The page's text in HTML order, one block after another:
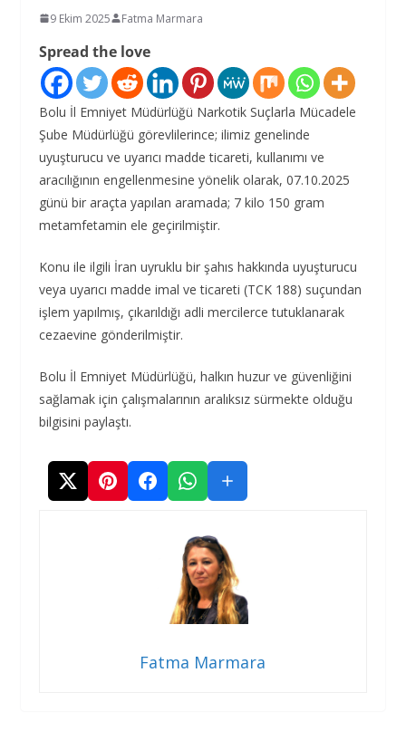
9 Ekim 2025 Fatma Marmara
Spread the love
Bolu İl Emniyet Müdürlüğü Narkotik Suçlarla Mücadele
Şube Müdürlüğü görevlilerince; ilimiz genelinde
uyuşturucu ve uyarıcı madde ticareti, kullanımı ve
aracılığının engellenmesine yönelik olarak, 07.10.2025
günü bir araçta yapılan aramada; 7 kilo 150 gram
metamfetamin ele geçirilmiştir.
Konu ile ilgili İran uyruklu bir şahıs hakkında uyuşturucu
veya uyarıcı madde imal ve ticareti (TCK 188) suçundan
işlem yapılmış, çıkarıldığı adli mercilerce tutuklanarak
cezaevine gönderilmiştir.
Bolu İl Emniyet Müdürlüğü, halkın huzur ve güvenliğini
sağlamak için çalışmalarının aralıksız sürmekte olduğu
bilgisini paylaştı.
Fatma Marmara